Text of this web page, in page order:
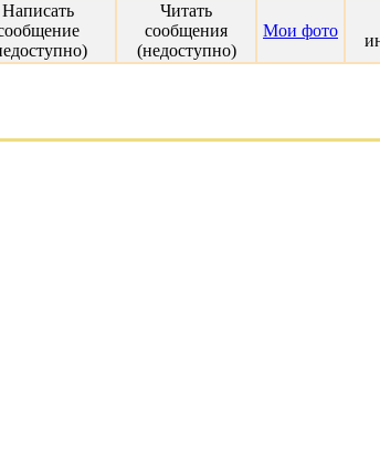
Написать
Читать
сообщения
(недоступно)
Мои фото